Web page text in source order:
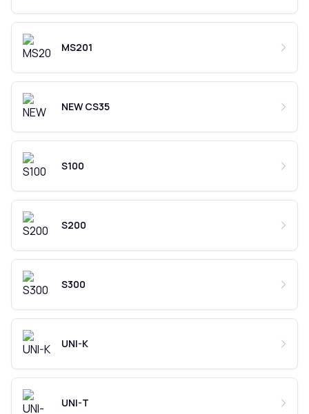
MS201
NEW CS35
S100
S200
S300
UNI-K
UNI-T